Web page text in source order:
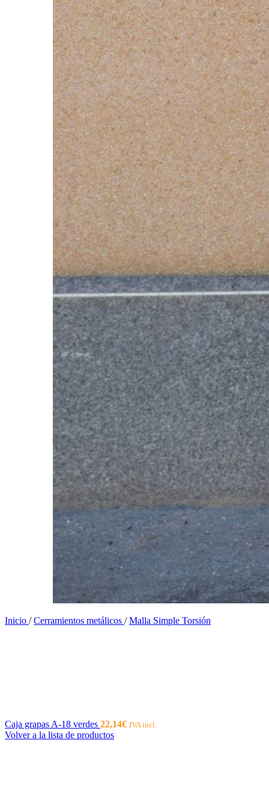
Inicio / Cerramientos metálicos / Malla Simple Torsión
Caja grapas A-18 verdes 22,14€ IVA incl.
Volver a la lista de productos